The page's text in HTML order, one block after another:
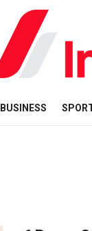
BUSINESS